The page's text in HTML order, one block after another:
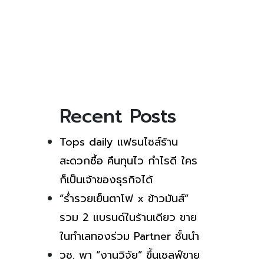
Recent Posts
Tops daily แฟรนไชส์ร้าน
สะดวกซื้อ คืนทุนไว กำไรดี ใคร
ก็เป็นเจ้าของธุรกิจได้
“ร่ำรวยเย็นตาโฟ x ข้าวมันส์”
รวม 2 แบรนด์ในร้านเดียว ขาย
ในทำเลทองร่วม Partner ชั้นนำ
วช. พา “งานวิจัย” ขึ้นเชลฟ์ขาย